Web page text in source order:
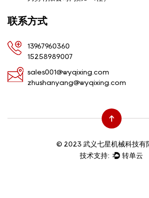
联系方式
13967960360
15258989007
sales001@wyqixing.com
zhushanyang@wyqixing.com
© 2023 武义七星机械科技有